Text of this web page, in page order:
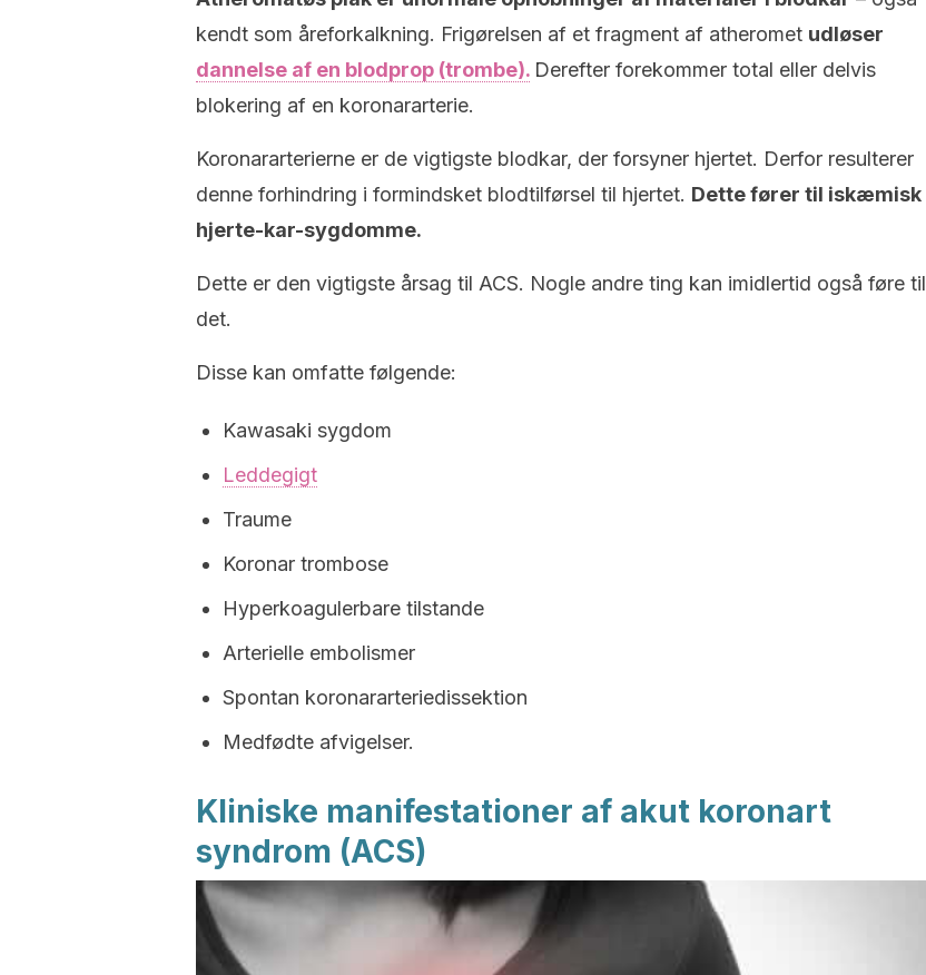
kendt som åreforkalkning. Frigørelsen af ​​et fragment af atheromet udløser
dannelse af en blodprop (trombe). Derefter forekommer total eller delvis
blokering af en koronararterie.
Koronararterierne er de vigtigste blodkar, der forsyner hjertet. Derfor resulterer
denne forhindring i formindsket blodtilførsel til hjertet. Dette fører til iskæmisk
hjerte-kar-sygdomme.
Dette er den vigtigste årsag til ACS. Nogle andre ting kan imidlertid også føre til
det.
Disse kan omfatte følgende:
Kawasaki sygdom
Leddegigt
Traume
Koronar trombose
Hyperkoagulerbare tilstande
Arterielle embolismer
Spontan koronararteriedissektion
Medfødte afvigelser.
Kliniske manifestationer af akut koronart
syndrom (ACS)